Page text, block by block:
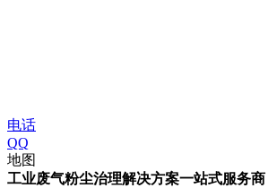
电话
QQ
地图
工业废气粉尘治理解决方案一站式服务商